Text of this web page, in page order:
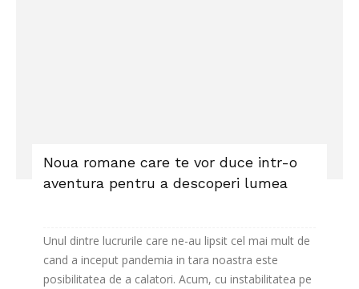
Noua romane care te vor duce intr-o
aventura pentru a descoperi lumea
Unul dintre lucrurile care ne-au lipsit cel mai mult de
cand a inceput pandemia in tara noastra este
posibilitatea de a calatori. Acum, cu instabilitatea pe